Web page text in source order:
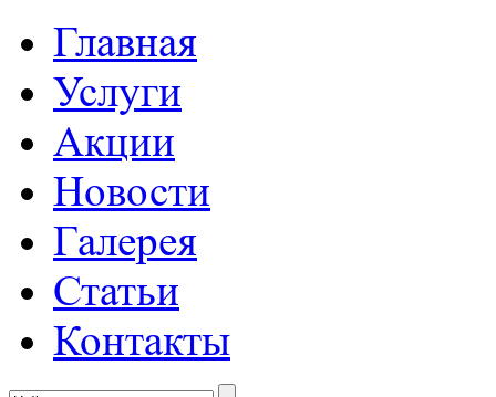
Главная
Услуги
Акции
Новости
Галерея
Статьи
Контакты